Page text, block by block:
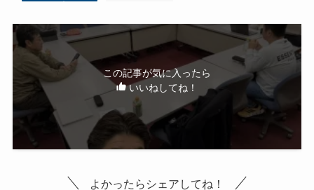
この記事が気に入ったら
いいねしてね！
よかったらシェアしてね！